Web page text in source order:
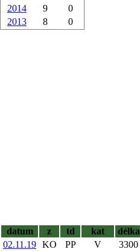
2014
9
0
2013
8 0
datum
z td kat délka
02.11.19 KO PP V 3300